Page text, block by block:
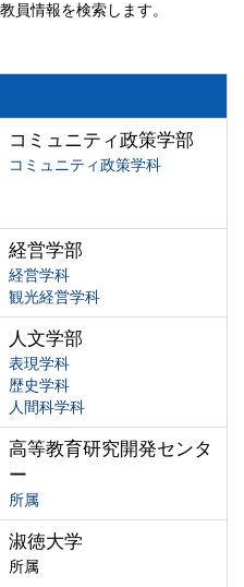
員情報を検索します。
コミュニティ政策学部
コミュニティ政策学科
経営学部
経営学科
観光経営学科
人文学部
表現学科
歴史学科
人間科学科
高等教育研究開発センタ
ー
所属
淑徳大学
所属